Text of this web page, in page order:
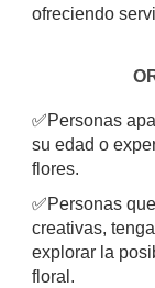
ofreciendo
​✅​Personas
su edad o
flores.
✅Personas
creativas,
explorar la
floral.